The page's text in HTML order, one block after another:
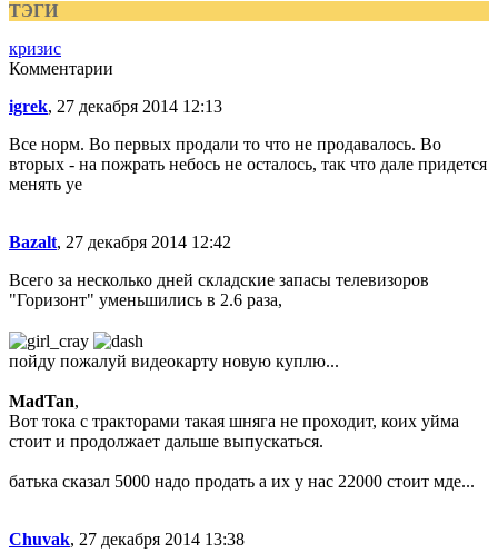
ТЭГИ
кризис
Комментарии
igrek, 27 декабря 2014 12:13
Все норм. Во первых продали то что не продавалось. Во
вторых - на пожрать небось не осталось, так что дале придется
менять уе
Bazalt, 27 декабря 2014 12:42
Всего за несколько дней складские запасы телевизоров
"Горизонт" уменьшились в 2.6 раза,
пойду пожалуй видеокарту новую куплю...
MadTan,
Вот тока с тракторами такая шняга не проходит, коих уйма
стоит и продолжает дальше выпускаться.
батька сказал 5000 надо продать а их у нас 22000 стоит мде...
Chuvak, 27 декабря 2014 13:38